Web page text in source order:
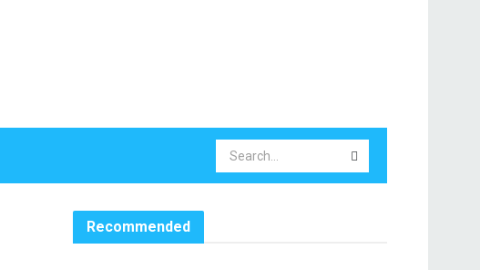
Recommended